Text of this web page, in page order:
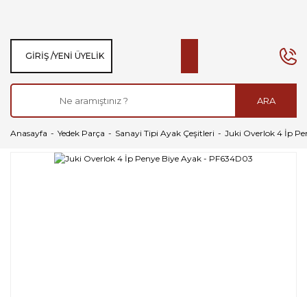
ARA
GIRIŞ /YENI ÜYELIK
Anasayfa Yedek Parça Sanayi Tipi Ayak Çeşitleri Juki Overlok 4 İp